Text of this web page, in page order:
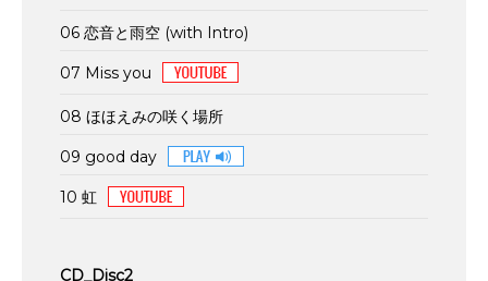
06 恋音と雨空 (with Intro)
07 Miss you
08 ほほえみの咲く場所
09 good day
10 虹
CD_Disc2